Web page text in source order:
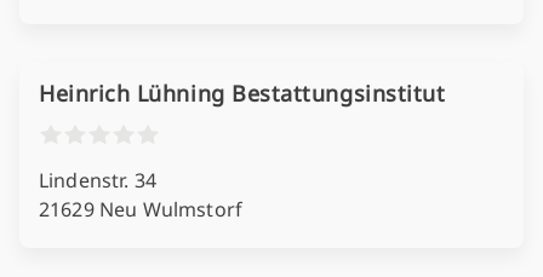
Heinrich Lühning Bestattungsinstitut
Lindenstr. 34
21629 Neu Wulmstorf